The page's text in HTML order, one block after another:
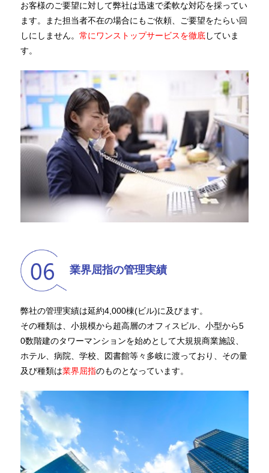
お客様のご要望に対して弊社は迅速で柔軟な対応を採ってい
ます。また担当者不在の場合にもご依頼、ご要望をたらい回
しにしません。常にワンストップサービスを徹底していま
す。
業界屈指の管理実績
弊社の管理実績は延約4,000棟(ビル)に及びます。
その種類は、小規模から超高層のオフィスビル、小型から5
0数階建のタワーマンションを始めとして大規規商業施設、
ホテル、病院、学校、図書館等々多岐に渡っており、その量
及び種類は業界屈指のものとなっています。